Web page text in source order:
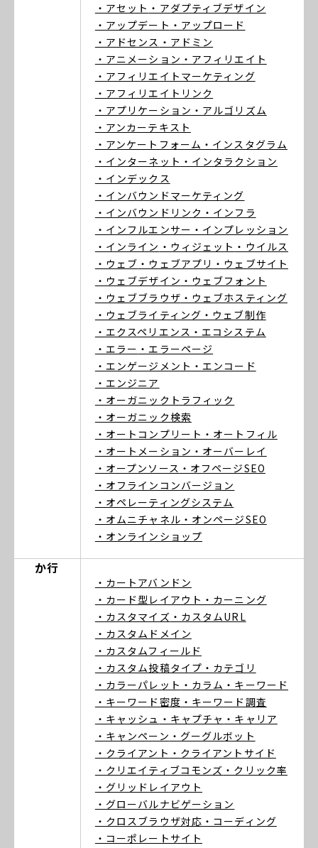
・アセット ・アダプティブデザイン
・アップデート ・アップロード
・アドセンス ・アドミン
・アニメーション ・アフィリエイト
・アフィリエイトマーケティング
・アフィリエイトリンク
・アプリケーション ・アルゴリズム
・アンカーテキスト
・アンケートフォーム ・インスタグラム
・インターネット ・インタラクション
・インデックス
・インバウンドマーケティング
・インバウンドリンク ・インフラ
・インフルエンサー ・インプレッション
・インライン ・ウィジェット ・ウイルス
・ウェブ ・ウェブアプリ ・ウェブサイト
・ウェブデザイン ・ウェブフォント
・ウェブブラウザ ・ウェブホスティング
・ウェブライティング ・ウェブ制作
・エクスペリエンス ・エコシステム
・エラー ・エラーページ
・エンゲージメント ・エンコード
・エンジニア
・オーガニックトラフィック
・オーガニック検索
・オートコンプリート ・オートフィル
・オートメーション ・オーバーレイ
・オープンソース ・オフページSEO
・オフラインコンバージョン
・オペレーティングシステム
・オムニチャネル ・オンページSEO
・オンラインショップ
か行
・カートアバンドン
・カード型レイアウト ・カーニング
・カスタマイズ ・カスタムURL
・カスタムドメイン
・カスタムフィールド
・カスタム投稿タイプ ・カテゴリ
・カラーパレット ・カラム ・キーワード
・キーワード密度 ・キーワード調査
・キャッシュ ・キャプチャ ・キャリア
・キャンペーン ・グーグルボット
・クライアント ・クライアントサイド
・クリエイティブコモンズ ・クリック率
・グリッドレイアウト
・グローバルナビゲーション
・クロスブラウザ対応 ・コーディング
・コーポレートサイト